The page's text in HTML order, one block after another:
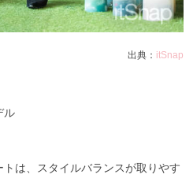
出典： itSnap
ル
は、スタイルバランスが取りやす